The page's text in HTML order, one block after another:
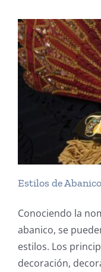
Estilos de Abanico
Conociendo la
abanico, se
estilos. Los
decoración,